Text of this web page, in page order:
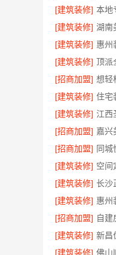
[建筑装修]
[建筑装修]
[建筑装修] 惠州
[建筑装修] 顶派
[招商加盟]
[建筑装修] 住宅
[建筑装修]
[招商加盟] 嘉兴
[招商加盟] 同城
[建筑装修]
[建筑装修]
[建筑装修] 惠州
[招商加盟]
[建筑装修]
[建筑装修] 佛山